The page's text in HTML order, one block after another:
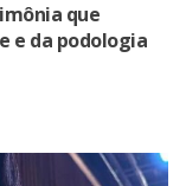
que
e da podologia